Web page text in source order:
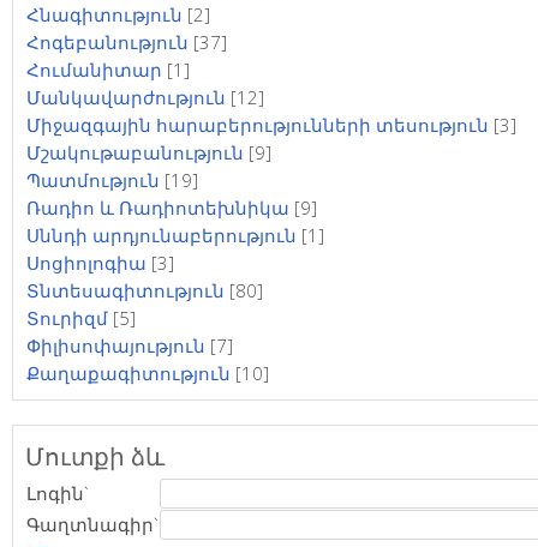
Հնագիտություն [2]
Հոգեբանություն [37]
Հումանիտար [1]
Մանկավարժություն [12]
Միջազգային հարաբերությունների տեսություն [3]
Մշակութաբանություն [9]
Պատմություն [19]
Ռադիո և Ռադիոտեխնիկա [9]
Սննդի արդյունաբերություն [1]
Սոցիոլոգիա [3]
Տնտեսագիտություն [80]
Տուրիզմ [5]
Փիլիսոփայություն [7]
Քաղաքագիտություն [10]
Մուտքի ձև
Լոգին`
Գաղտնագիր`